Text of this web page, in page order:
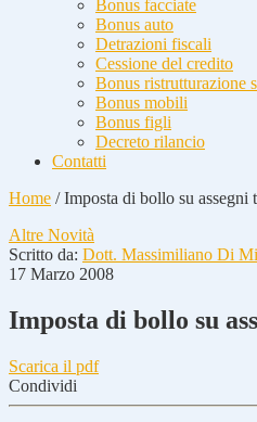
Bonus facciate
Bonus auto
Detrazioni fiscali
Cessione del credito
Bonus ristrutturazione
Bonus mobili
Bonus figli
Decreto rilancio
Contatti
Home /Imposta di bollo su assegni
Altre Novità
Scritto da: Dott. Massimiliano Di
17 Marzo 2008
Imposta di bollo su
Scarica il pdf
Condividi